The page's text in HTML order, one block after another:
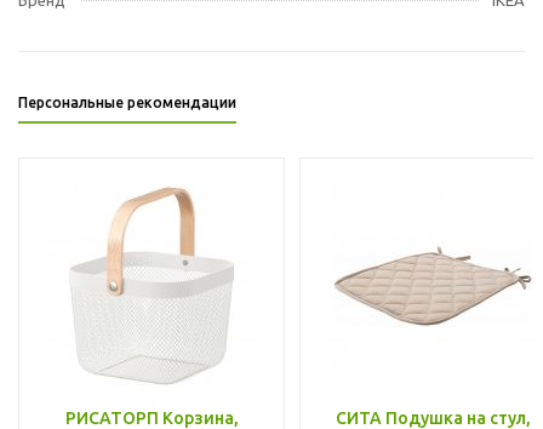
Персональные рекомендации
РИСАТОРП Корзина,
СИТА Подушка на стул,